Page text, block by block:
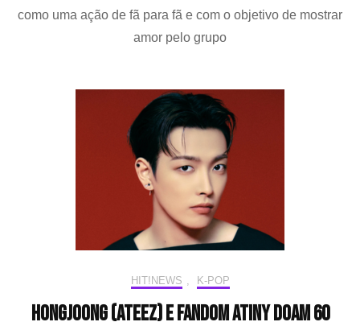
passeata
Av.
celebrar
o
grupo
BTS
como uma ação de fã para fã e com o objetivo de mostrar
amor pelo grupo
HIT!NEWS K-POP
Hongjoong (ATEEZ) e fandom ATINY doam 60